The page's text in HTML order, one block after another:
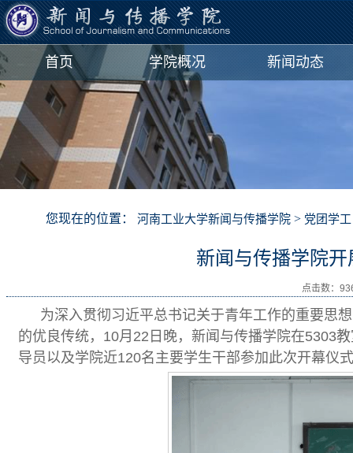
首页 学院概况 新闻动态
您现在的位置： 河南工业大学新闻与传播学院 > 党团学工
新闻与传播学院
点击数：
为深入贯彻习近平总书记关于青年工作的重要思
的优良传统，10月22日晚，新闻与传播学院在5303
导员以及学院近120名主要学生干部参加此次开幕仪